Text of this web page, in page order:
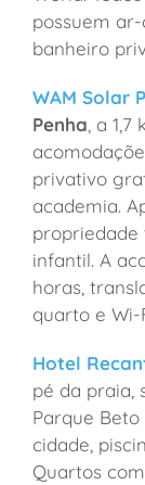
possuem
banheiro
WAM Solar
Penha , a
privativo
academia.
infantil. A
horas,
quarto e
Hotel
pé da praia,
Parque
cidade,
Quartos